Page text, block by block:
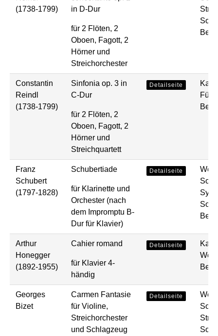
(1738-1799)
in D-Dur
für 2 Flöten, 2
Oboen, Fagott, 2
Hörner und
Streichorchester
Constantin
Reindl
(1738-1799)
Sinfonia op. 3 in
C-Dur
für 2 Flöten, 2
Oboen, Fagott, 2
Hörner und
Streichquartett
Detailseite
Fünf
Franz
Schubert
(1797-1828)
Schubertiade
für Klarinette und
Orchester (nach
dem Impromptu B-
Dur für Klavier)
Detailseite
Arthur
Honegger
(1892-1955)
Cahier romand
für Klavier 4-
händig
Detailseite
Georges
Bizet
Carmen Fantasie
für Violine,
Streichorchester
und Schlagzeug
Detailseite